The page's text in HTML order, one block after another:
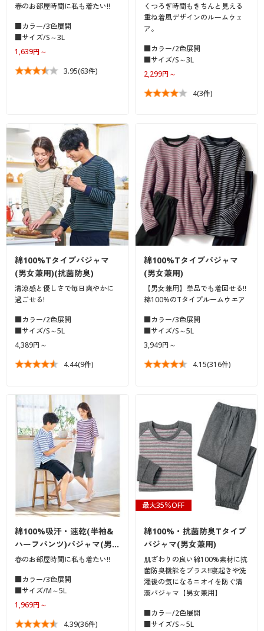
春のお部屋時間に私も着たい!!
■カラー/3色展開
■サイズ/S～3L
1,639円～
3.95(63件)
くつろぎ時間もきちんと見える
重ね着風デザインのルームウェ
ア。
■カラー/2色展開
■サイズ/S～3L
2,299円～
4(3件)
綿100%Tタイプパジャマ
(男女兼用)(抗菌防臭)
清涼感と優しさで毎日爽やかに
過ごせる!
■カラー/2色展開
■サイズ/S～5L
4,389円～
4.44(9件)
綿100%Tタイプパジャマ
(男女兼用)
【男女兼用】単品でも着回せる!!
綿100%のTタイプルームウエア
■カラー/3色展開
■サイズ/S～5L
3,949円～
4.15(316件)
綿100%吸汗・速乾(半袖&
ハーフパンツ)パジャマ(男…
春のお部屋時間に私も着たい!!
■カラー/3色展開
■サイズ/M～5L
1,969円～
4.39(36件)
最大35％OFF
綿100%・抗菌防臭Tタイプ
パジャマ(男女兼用)
肌ざわりの良い綿100%素材に抗
菌防臭機能をプラス!!寝起きや洗
濯後の気になるニオイを防ぐ清
潔パジャマ【男女兼用】
■カラー/2色展開
■サイズ/S～5L